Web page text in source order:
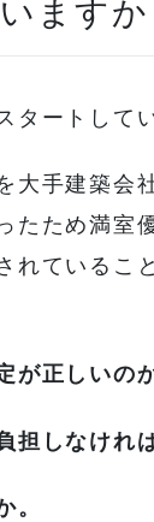
ますか
タートして
大手建築会
たため満室
れているこ
が正しいのか
担しなけれ
。